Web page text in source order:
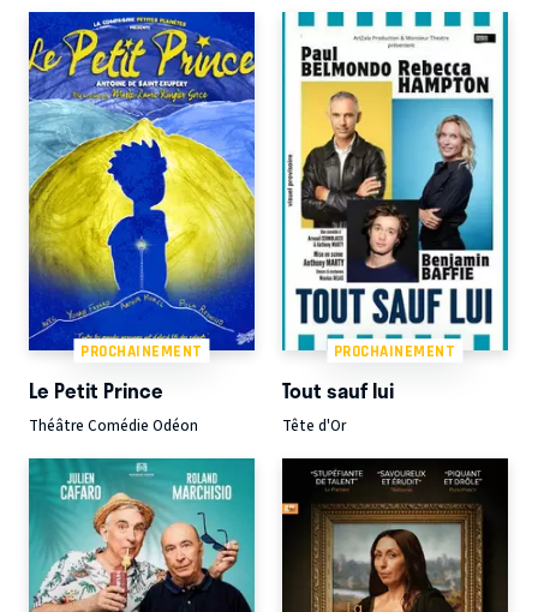
PROCHAINEMENT
Le Petit Prince
Théâtre Comédie Odéon
PROCHAINEMENT
Tout sauf lui
Tête d'Or